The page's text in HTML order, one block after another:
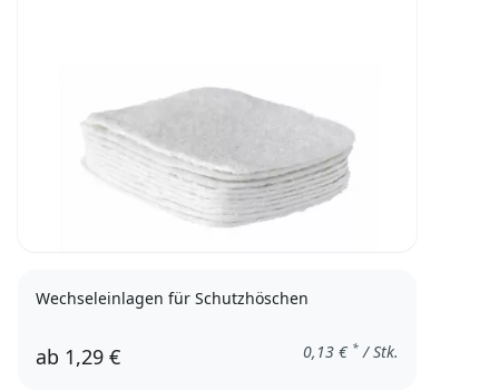
Wechseleinlagen für Schutzhöschen
ab 1,29 € 0,13 € * / Stk.